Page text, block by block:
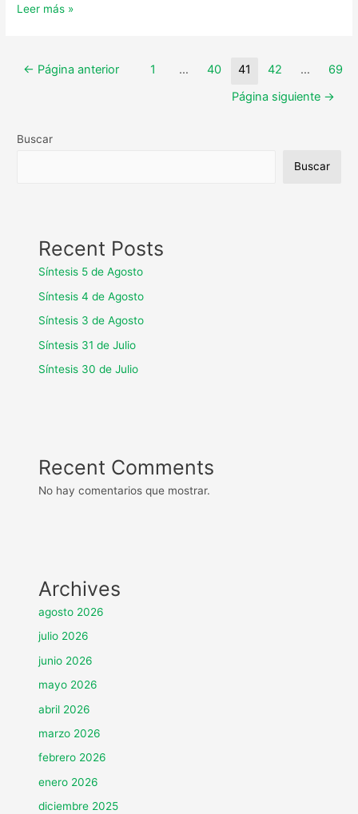
Leer más »
← Página anterior 1 … 40 41 42 …
69
Página siguiente →
Buscar
Buscar
Recent Posts
Síntesis 5 de Agosto
Síntesis 4 de Agosto
Síntesis 3 de Agosto
Síntesis 31 de Julio
Síntesis 30 de Julio
Recent Comments
No hay comentarios que mostrar.
Archives
agosto 2026
julio 2026
junio 2026
mayo 2026
abril 2026
marzo 2026
febrero 2026
enero 2026
diciembre 2025